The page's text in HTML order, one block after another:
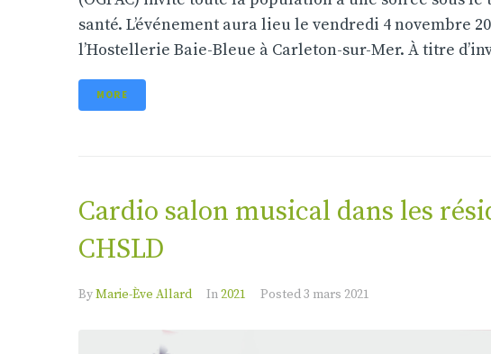
santé. L’événement aura lieu le vendredi 4 novembre
l’Hostellerie Baie-Bleue à Carleton-sur-Mer. À titre
MORE
Cardio salon musical dans les
CHSLD
ByMarie-Ève Allard In2021 Posted3 mars 2021